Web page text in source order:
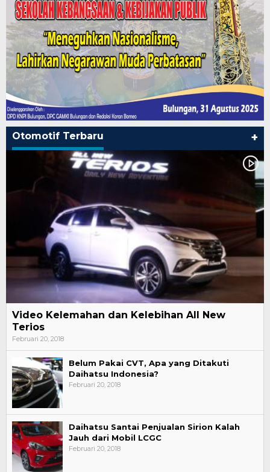
Otomotif Terbaru +
Video Kelemahan dan Kelebihan All New
Terios
Februari 20, 2018
Belum Pakai CVT, Apa yang Ditakuti
Daihatsu Indonesia?
Februari 20, 2018
Daihatsu Santai Penjualan Sirion Kalah
Jauh dari Mobil LCGC
Februari 20, 2018